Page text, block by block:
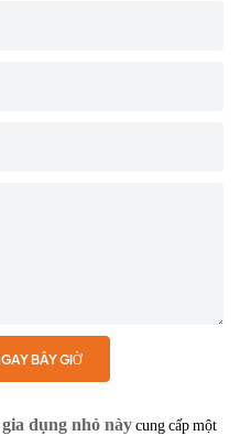
dụng nhỏ nàycung cấp một
BÂY GIỜ